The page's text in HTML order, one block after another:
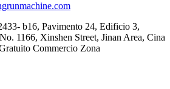
b16, Pavimento 24, Edificio 3,
1166, Xinshen Street, Jinan Area, Cina
Commercio Zona